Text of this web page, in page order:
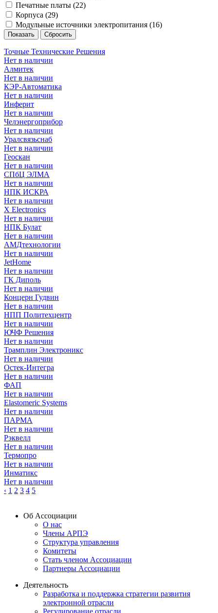
Печатные платы (22)
Корпуса (29)
Модульные источники электропитания (16)
Точные Технические Решения
Нет в наличии
Алмитек
Нет в наличии
КЭР-Автоматика
Нет в наличии
Инферит
Нет в наличии
Челэнергоприбор
Нет в наличии
Уралсвязьснаб
Нет в наличии
Геоскан
Нет в наличии
СПбЦ ЭЛМА
Нет в наличии
НПК ИСКРА
Нет в наличии
X Electronics
Нет в наличии
НПК Булат
Нет в наличии
АМДтехнологии
Нет в наличии
JetHome
Нет в наличии
ГК Диполь
Нет в наличии
Концерн Гудвин
Нет в наличии
НПП Политехцентр
Нет в наличии
ЮЧФ Решения
Нет в наличии
Трамплин Электроникс
Нет в наличии
Остек-Интегра
Нет в наличии
ФАП
Нет в наличии
Elastomeric Systems
Нет в наличии
ПАРМА
Нет в наличии
Рэквелл
Нет в наличии
Термопро
Нет в наличии
Инматикс
Нет в наличии
‹ 1 2 3 4 5
Об Ассоциации
О нас
Члены АРПЭ
Структура управления
Комитеты
Стать членом Ассоциации
Партнеры Ассоциации
Деятельность
Разработка и поддержка стратегии развития
электронной отрасли
Регулирование отрасли